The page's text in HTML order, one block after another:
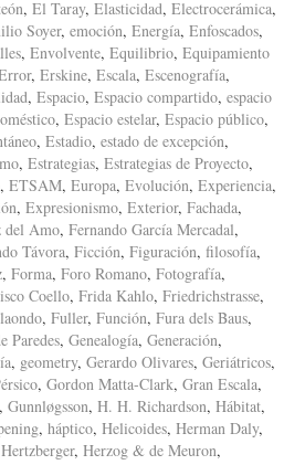
, El Taray, Elasticidad, Electrocerámica,
Soyer, emoción, Energía, Enfoscados,
, Envolvente, Equilibrio, Equipamiento
, Erskine, Escala, Escenografía,
, Espacio, Espacio compartido, espacio
, Espacio estelar, Espacio público,
, Estadio, estado de excepción,
, Estrategias, Estrategias de Proyecto,
, ETSAM, Europa, Evolución, Experiencia,
, Expresionismo, Exterior, Fachada,
del Amo, Fernando García Mercadal,
Távora, Ficción, Figuración, filosofía,
, Forma, Foro Romano, Fotografía,
Coello, Frida Kahlo, Friedrichstrasse,
, Fuller, Función, Fura dels Baus,
Paredes, Genealogía, Generación,
, geometry, Gerardo Olivares, Geriátricos,
, Gordon Matta-Clark, Gran Escala,
, Gunnløgsson, H. H. Richardson, Hábitat,
, háptico, Helicoides, Herman Daly,
Hertzberger, Herzog & de Meuron,